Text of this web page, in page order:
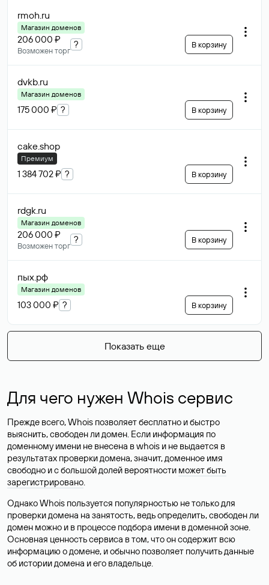
rmoh.ru
Магазин доменов
206 000 ₽
Возможен торг
? В корзину
dvkb.ru
Магазин доменов
175 000 ₽ ? В корзину
cake.shop
Премиум
1 384 702 ₽ ? В корзину
rdgk.ru
Магазин доменов
206 000 ₽
Возможен торг
? В корзину
пых.рф
Магазин доменов
103 000 ₽ ? В корзину
Показать еще
Для чего нужен Whois сервис
Прежде всего, Whois позволяет бесплатно и быстро
выяснить, свободен ли домен. Если информация по
доменному имени не внесена в whois и не выдается в
результатах проверки домена, значит, доменное имя
свободно и с большой долей вероятности может быть
зарегистрировано.
Однако Whois пользуется популярностью не только для
проверки домена на занятость, ведь определить, свободен ли
домен можно и в процессе подбора имени в доменной зоне.
Основная ценность сервиса в том, что он содержит всю
информацию о домене, и обычно позволяет получить данные
об истории домена и его владельце.